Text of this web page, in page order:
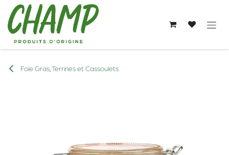
Se rendre au contenu
Foie Gras, Terrines et Cassoulets